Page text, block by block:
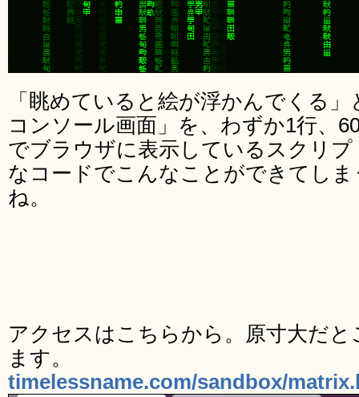
「眺めていると絵が浮かんでくる
コンソール画面」を、わずか1行、
でブラウザに表示しているスクリ
なコードでこんなことができてし
ね。
アクセスはこちらから。原寸大だ
ます。
timelessname.com/sandbox/